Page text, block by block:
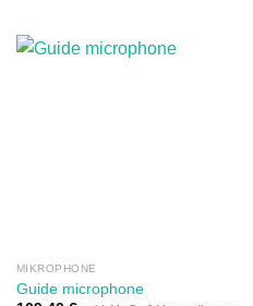
MIKROPHONE
Guide microphone